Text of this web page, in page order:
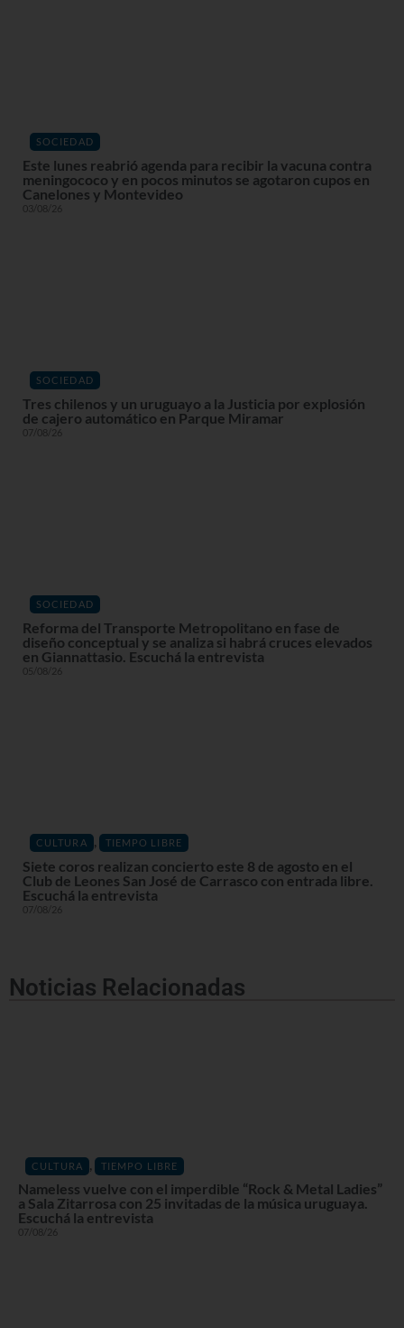
SOCIEDAD
Este lunes reabrió agenda para recibir la vacuna contra
meningococo y en pocos minutos se agotaron cupos en
Canelones y Montevideo
03/08/26
SOCIEDAD
Tres chilenos y un uruguayo a la Justicia por explosión
de cajero automático en Parque Miramar
07/08/26
SOCIEDAD
Reforma del Transporte Metropolitano en fase de
diseño conceptual y se analiza si habrá cruces elevados
en Giannattasio. Escuchá la entrevista
05/08/26
CULTURA , TIEMPO LIBRE
Siete coros realizan concierto este 8 de agosto en el
Club de Leones San José de Carrasco con entrada libre.
Escuchá la entrevista
07/08/26
Noticias Relacionadas
CULTURA , TIEMPO LIBRE
Nameless vuelve con el imperdible “Rock & Metal Ladies”
a Sala Zitarrosa con 25 invitadas de la música uruguaya.
Escuchá la entrevista
07/08/26